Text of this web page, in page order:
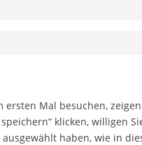
ersten Mal besuchen,
klicken, willigen
haben, wie in